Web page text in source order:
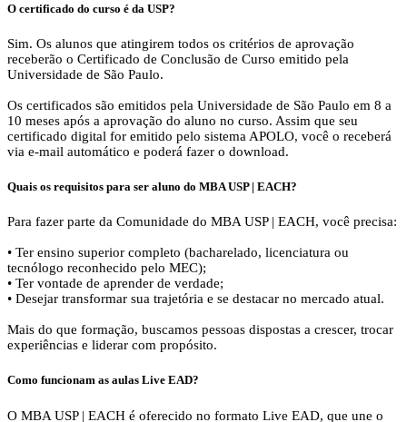
O certificado do curso é da USP?
Sim. Os alunos que atingirem todos os critérios de aprovação
receberão o Certificado de Conclusão de Curso emitido pela
Universidade de São Paulo.
Os certificados são emitidos pela Universidade de São Paulo em 8 a
10 meses após a aprovação do aluno no curso. Assim que seu
certificado digital for emitido pelo sistema APOLO, você o receberá
via e-mail automático e poderá fazer o download.
Quais os requisitos para ser aluno do MBA USP | EACH?
Para fazer parte da Comunidade do MBA USP | EACH, você precisa:
• Ter ensino superior completo (bacharelado, licenciatura ou
tecnólogo reconhecido pelo MEC);
• Ter vontade de aprender de verdade;
• Desejar transformar sua trajetória e se destacar no mercado atual.
Mais do que formação, buscamos pessoas dispostas a crescer, trocar
experiências e liderar com propósito.
Como funcionam as aulas Live EAD?
O MBA USP | EACH é oferecido no formato Live EAD, que une o